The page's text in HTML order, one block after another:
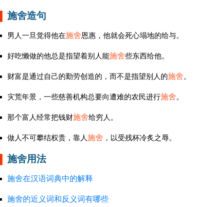
施舍造句
男人一旦觉得他在施舍恩惠，他就会死心塌地的给与。
好吃懒做的他总是指望着别人能施舍些东西给他。
财富是通过自己的勤劳创造的，而不是指望别人的施舍。
灾荒年景，一些慈善机构总要向遭难的农民进行施舍。
那个富人经常把钱财施舍给穷人。
做人不可攀结权贵，靠人施舍 ，以受残杯冷炙之辱。
施舍用法
施舍在汉语词典中的解释
施舍的近义词和反义词有哪些